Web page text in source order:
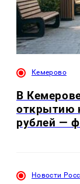
Кемерово
В
открытию
рублей —
Новости